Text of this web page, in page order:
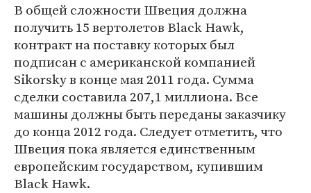
В общей сложности Швеция должна
получить 15 вертолетов Black Hawk,
контракт на поставку которых был
подписан с американской компанией
Sikorsky в конце мая 2011 года. Сумма
сделки составила 207,1 миллиона. Все
машины должны быть переданы заказчику
до конца 2012 года. Следует отметить, что
Швеция пока является единственным
европейским государством, купившим
Black Hawk.